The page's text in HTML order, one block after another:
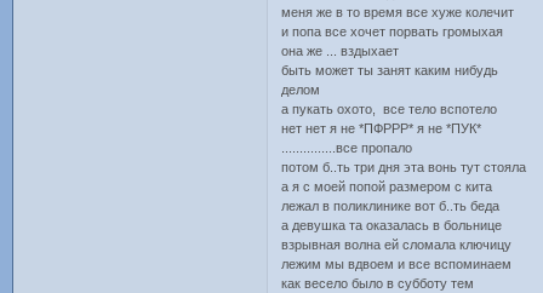
меня же в то время все хуже колечит
и попа все хочет порвать громыхая
она же ... вздыхает
быть может ты занят каким нибудь
делом
а пукать охото, все тело вспотело
нет нет я не *ПФРРР* я не *ПУК*
...............все пропало
потом б..ть три дня эта вонь тут стояла
а я с моей попой размером с кита
лежал в поликлинике вот б..ть беда
а девушка та оказалась в больнице
взрывная волна ей сломала ключицу
лежим мы вдвоем и все вспоминаем
как весело было в субботу тем